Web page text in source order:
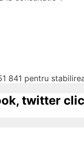
841 pentru
twitter